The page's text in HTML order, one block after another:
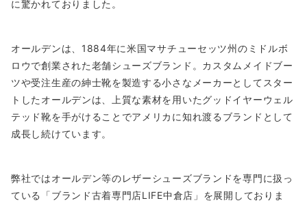
に驚かれておりました。
オールデンは、1884年に米国マサチューセッツ州のミドルボ
ロウで創業された老舗シューズブランド。カスタムメイドブー
ツや受注生産の紳士靴を製造する小さなメーカーとしてスター
トしたオールデンは、上質な素材を用いたグッドイヤーウェル
テッド靴を手がけることでアメリカに知れ渡るブランドとして
成長し続けています。
弊社ではオールデン等のレザーシューズブランドを専門に扱っ
ている「ブランド古着専門店LIFE中倉店」を展開しておりま